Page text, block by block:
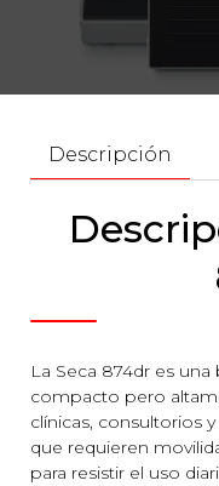
Descripción
La Seca 874dr es
compacto pero
clínicas, consultorios
que requieren
para resistir el uso